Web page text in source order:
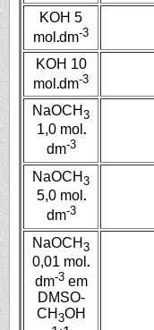
KOH 5
mol dm-3
KOH 10
mol dm-3
NaOCH 3
1,0 mol
dm-3
NaOCH 3
5,0 mol
dm-3
NaOCH 3
0,01 mol
dm-3em
DMSO-
CH 3OH